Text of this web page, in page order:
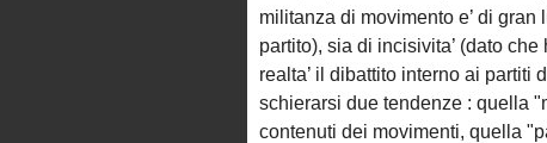
militanza di movimento e’ di
partito), sia di incisivita’ (dato
realta’ il dibattito interno ai
schierarsi due tendenze : quella
contenuti dei movimenti, quella